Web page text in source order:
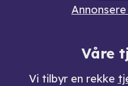
Våre
Vi tilbyr en rekke